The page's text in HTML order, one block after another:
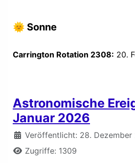
🌞 Sonne
Carrington Rotation 2308: 20.
Astronomische
Januar 2026
Details
Veröffentlicht: 28. Dezember
Zugriffe: 1309